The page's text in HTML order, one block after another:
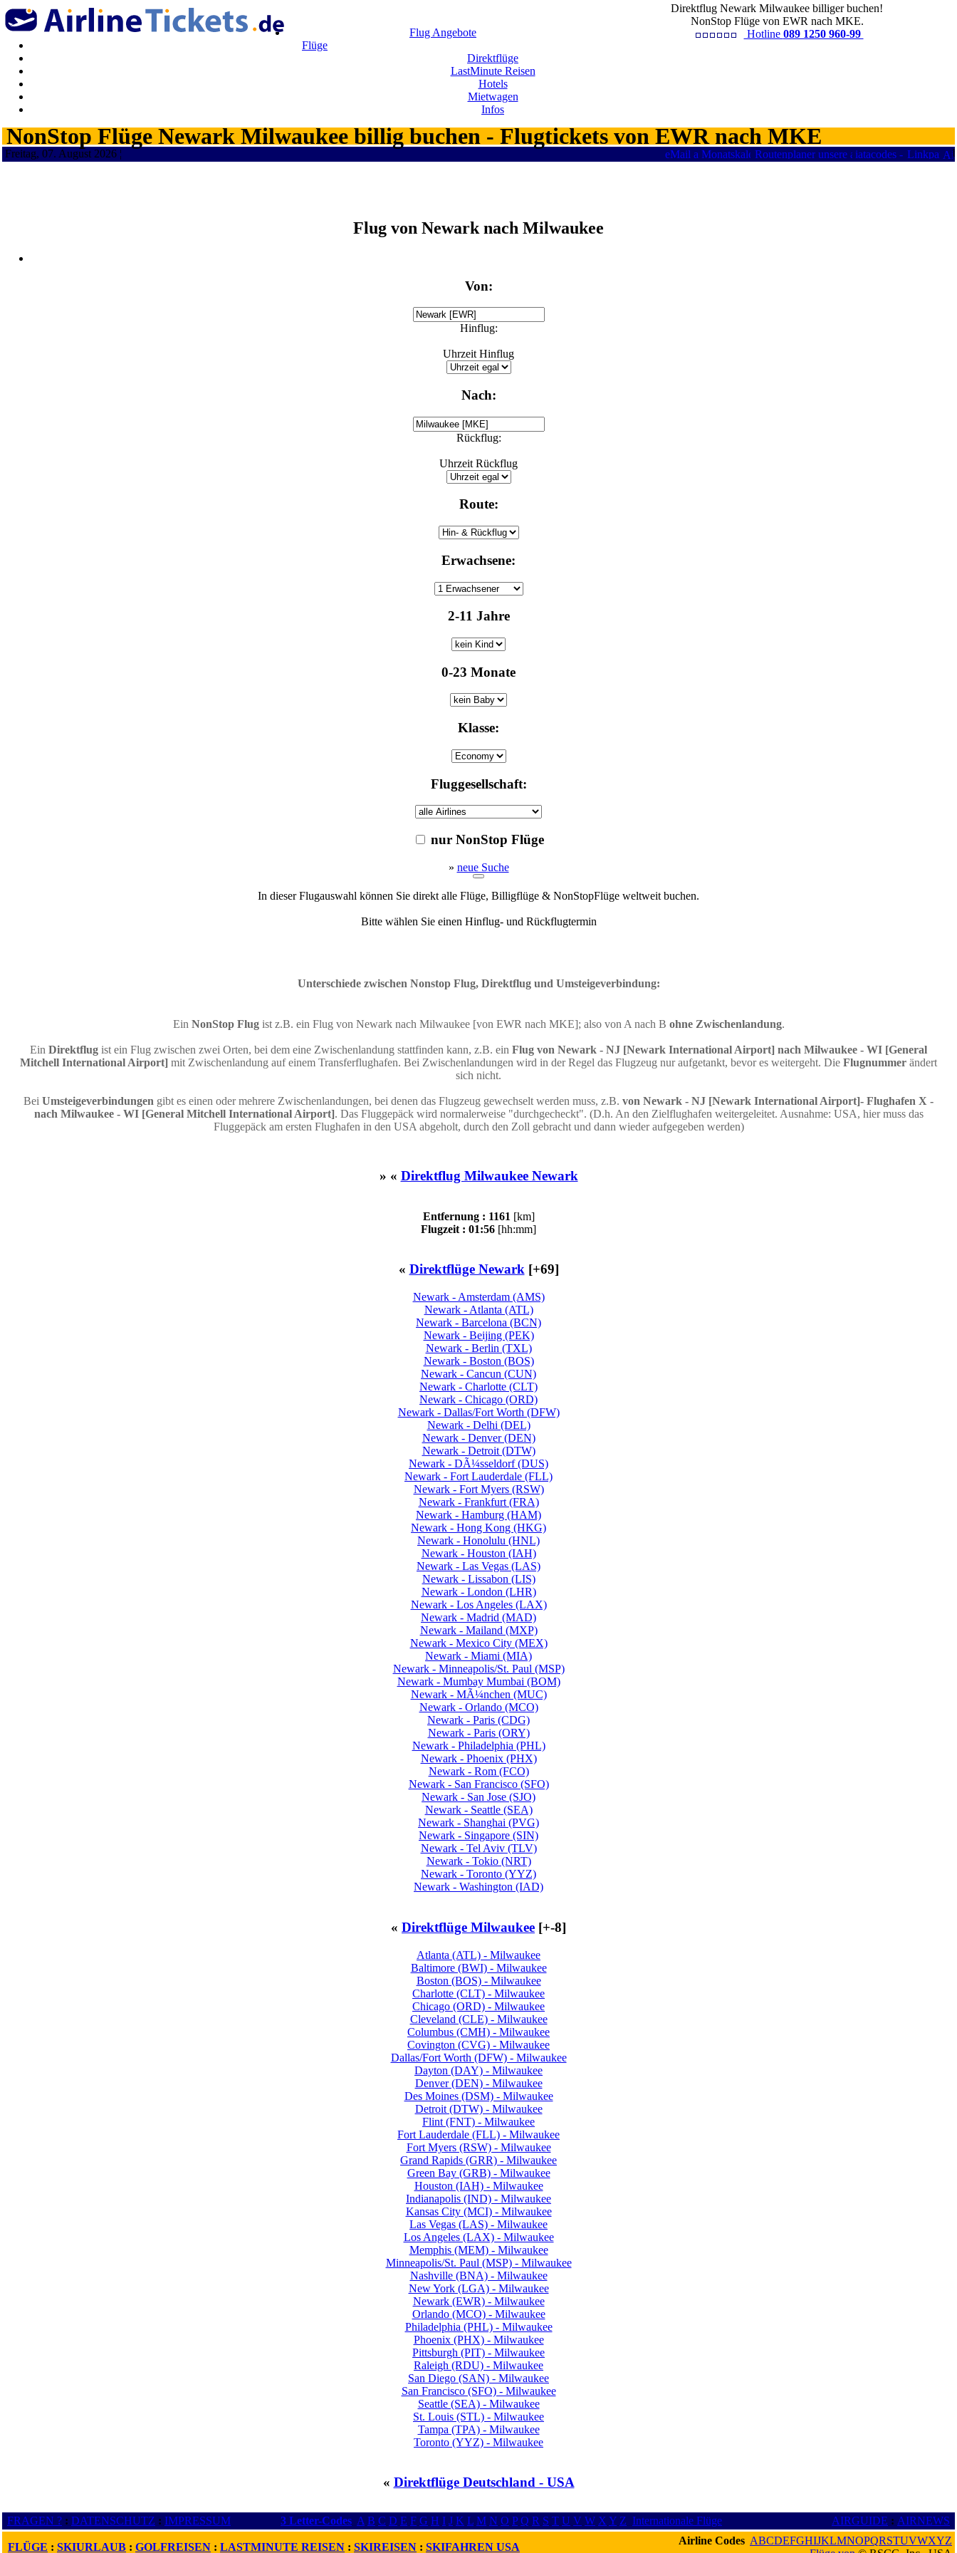
Direktflug Newark Milwaukee billiger buchen!
NonStop Flüge von EWR nach MKE.
Hotline 089 1250 960-99
Flug Angebote
Flüge
Direktflüge
LastMinute Reisen
Hotels
Mietwagen
Infos
NonStop Flüge Newark Milwaukee billig buchen - Flugtickets von EWR nach MKE
Freitag, 07. August 2026 ¦
Flug von Newark nach Milwaukee
Von:
Hinflug:
Uhrzeit Hinflug
Nach:
Rückflug:
Uhrzeit Rückflug
Route:
Erwachsene:
2-11 Jahre
0-23 Monate
Klasse:
Fluggesellschaft:
nur NonStop Flüge
» neue Suche
In dieser Flugauswahl können Sie direkt alle Flüge, Billigflüge & NonStopFlüge weltweit buchen.
Bitte wählen Sie einen Hinflug- und Rückflugtermin
Unterschiede zwischen Nonstop Flug, Direktflug und Umsteigeverbindung:
Ein NonStop Flugist z.B. ein Flug von Newark nach Milwaukee [von EWR nach MKE]; also von A nach B ohne Zwischenlandung.
Ein Direktflug ist ein Flug zwischen zwei Orten, bei dem eine Zwischenlandung stattfinden kann, z.B. ein Flug von Newark - NJ [Newark International Airport] nach Milwaukee - WI [General
Mitchell International Airport] mit Zwischenlandung auf einem Transferflughafen. Bei Zwischenlandungen wird in der Regel das Flugzeug nur aufgetankt, bevor es weitergeht. Die Flugnummer ändert
sich nicht.
Bei Umsteigeverbindungen gibt es einen oder mehrere Zwischenlandungen, bei denen das Flugzeug gewechselt werden muss, z.B. von Newark - NJ [Newark International Airport]- Flughafen X -
nach Milwaukee - WI [General Mitchell International Airport]. Das Fluggepäck wird normalerweise "durchgecheckt". (D.h. An den Zielflughafen weitergeleitet. Ausnahme: USA, hier muss das
Fluggepäck am ersten Flughafen in den USA abgeholt, durch den Zoll gebracht und dann wieder aufgegeben werden)
» « Direktflug Milwaukee Newark
Entfernung : 1161 [km]
Flugzeit : 01:56 [hh:mm]
« Direktflüge Newark[+69]
Newark - Amsterdam (AMS)
Newark - Atlanta (ATL)
Newark - Barcelona (BCN)
Newark - Beijing (PEK)
Newark - Berlin (TXL)
Newark - Boston (BOS)
Newark - Cancun (CUN)
Newark - Charlotte (CLT)
Newark - Chicago (ORD)
Newark - Dallas/Fort Worth (DFW)
Newark - Delhi (DEL)
Newark - Denver (DEN)
Newark - Detroit (DTW)
Newark - DÃ¼sseldorf (DUS)
Newark - Fort Lauderdale (FLL)
Newark - Fort Myers (RSW)
Newark - Frankfurt (FRA)
Newark - Hamburg (HAM)
Newark - Hong Kong (HKG)
Newark - Honolulu (HNL)
Newark - Houston (IAH)
Newark - Las Vegas (LAS)
Newark - Lissabon (LIS)
Newark - London (LHR)
Newark - Los Angeles (LAX)
Newark - Madrid (MAD)
Newark - Mailand (MXP)
Newark - Mexico City (MEX)
Newark - Miami (MIA)
Newark - Minneapolis/St. Paul (MSP)
Newark - Mumbay Mumbai (BOM)
Newark - MÃ¼nchen (MUC)
Newark - Orlando (MCO)
Newark - Paris (CDG)
Newark - Paris (ORY)
Newark - Philadelphia (PHL)
Newark - Phoenix (PHX)
Newark - Rom (FCO)
Newark - San Francisco (SFO)
Newark - San Jose (SJO)
Newark - Seattle (SEA)
Newark - Shanghai (PVG)
Newark - Singapore (SIN)
Newark - Tel Aviv (TLV)
Newark - Tokio (NRT)
Newark - Toronto (YYZ)
Newark - Washington (IAD)
« Direktflüge Milwaukee [+-8]
Atlanta (ATL) - Milwaukee
Baltimore (BWI) - Milwaukee
Boston (BOS) - Milwaukee
Charlotte (CLT) - Milwaukee
Chicago (ORD) - Milwaukee
Cleveland (CLE) - Milwaukee
Columbus (CMH) - Milwaukee
Covington (CVG) - Milwaukee
Dallas/Fort Worth (DFW) - Milwaukee
Dayton (DAY) - Milwaukee
Denver (DEN) - Milwaukee
Des Moines (DSM) - Milwaukee
Detroit (DTW) - Milwaukee
Flint (FNT) - Milwaukee
Fort Lauderdale (FLL) - Milwaukee
Fort Myers (RSW) - Milwaukee
Grand Rapids (GRR) - Milwaukee
Green Bay (GRB) - Milwaukee
Houston (IAH) - Milwaukee
Indianapolis (IND) - Milwaukee
Kansas City (MCI) - Milwaukee
Las Vegas (LAS) - Milwaukee
Los Angeles (LAX) - Milwaukee
Memphis (MEM) - Milwaukee
Minneapolis/St. Paul (MSP) - Milwaukee
Nashville (BNA) - Milwaukee
New York (LGA) - Milwaukee
Newark (EWR) - Milwaukee
Orlando (MCO) - Milwaukee
Philadelphia (PHL) - Milwaukee
Phoenix (PHX) - Milwaukee
Pittsburgh (PIT) - Milwaukee
Raleigh (RDU) - Milwaukee
San Diego (SAN) - Milwaukee
San Francisco (SFO) - Milwaukee
Seattle (SEA) - Milwaukee
St. Louis (STL) - Milwaukee
Tampa (TPA) - Milwaukee
Toronto (YYZ) - Milwaukee
« Direktflüge Deutschland - USA
FRAGEN ? : DATENSCHUTZ : IMPRESSUM 3 Letter-Codes A B C D E F G H I J K L M N O P Q R S T U V W X Y Z Internationale Flüge AIRGUIDE : AIRNEWS
FLÜGE : SKIURLAUB : GOLFREISEN : LASTMINUTE REISEN : SKIREISEN : SKIFAHREN USA
Airline Codes ABCDEFGHIJKLMNOPQRSTUVWXYZ